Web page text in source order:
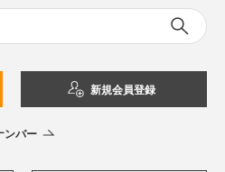
新規会員登録
ンバー